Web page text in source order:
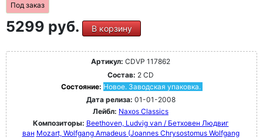
Под заказ
5299 руб. В корзину
Артикул: CDVP 117862
Состав: 2 CD
Состояние: Новое. Заводская упаковка.
Дата релиза: 01-01-2008
Лейбл: Naxos Classics
Композиторы: Beethoven, Ludvig van / Бетховен Людвиг
ван Mozart, Wolfgang Amadeus (Joannes Chrysostomus Wolfgang